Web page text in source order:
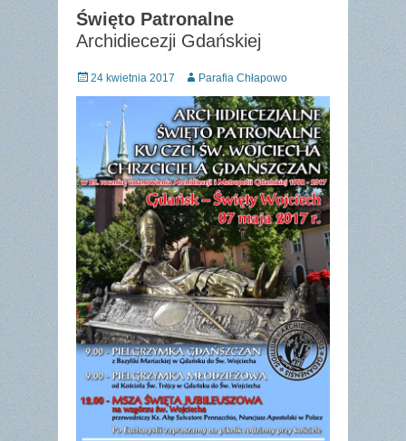
Święto Patronalne
Archidiecezji Gdańskiej
Posted
on
24 kwietnia 2017 Author
Parafia Chłapowo